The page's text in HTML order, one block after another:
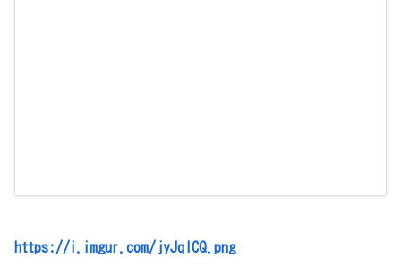
https://i.imgur.com/jyJqICQ.png